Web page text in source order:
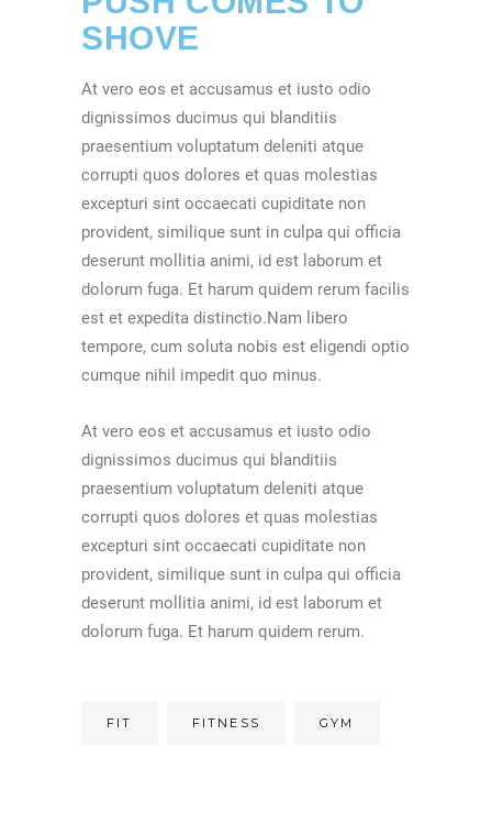
SHOVE
At vero eos et accusamus et iusto odio
dignissimos ducimus qui blanditiis
praesentium voluptatum deleniti atque
corrupti quos dolores et quas molestias
excepturi sint occaecati cupiditate non
provident, similique sunt in culpa qui officia
deserunt mollitia animi, id est laborum et
dolorum fuga. Et harum quidem rerum facilis
est et expedita distinctio.Nam libero
tempore, cum soluta nobis est eligendi optio
cumque nihil impedit quo minus.
At vero eos et accusamus et iusto odio
dignissimos ducimus qui blanditiis
praesentium voluptatum deleniti atque
corrupti quos dolores et quas molestias
excepturi sint occaecati cupiditate non
provident, similique sunt in culpa qui officia
deserunt mollitia animi, id est laborum et
dolorum fuga. Et harum quidem rerum.
FIT FITNESS GYM